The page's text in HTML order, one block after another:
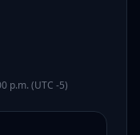
p.m. (UTC -5)